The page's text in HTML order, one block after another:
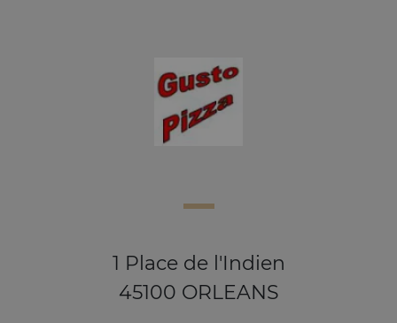
1 Place de l'Indien
45100 ORLEANS